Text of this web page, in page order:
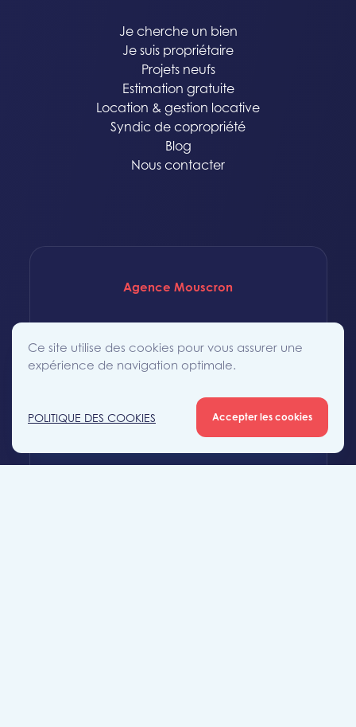
Je cherche un bien
Je suis propriétaire
Projets neufs
Estimation gratuite
Location & gestion locative
Syndic de copropriété
Blog
Nous contacter
Agence Mouscron
Rue Saint-Achaire 86
7700 Mouscron
+32 (0)56 56 12 34
Ce site utilise des cookies pour vous assurer une
expérience de navigation optimale.
POLITIQUE DES COOKIES Accepter les cookies